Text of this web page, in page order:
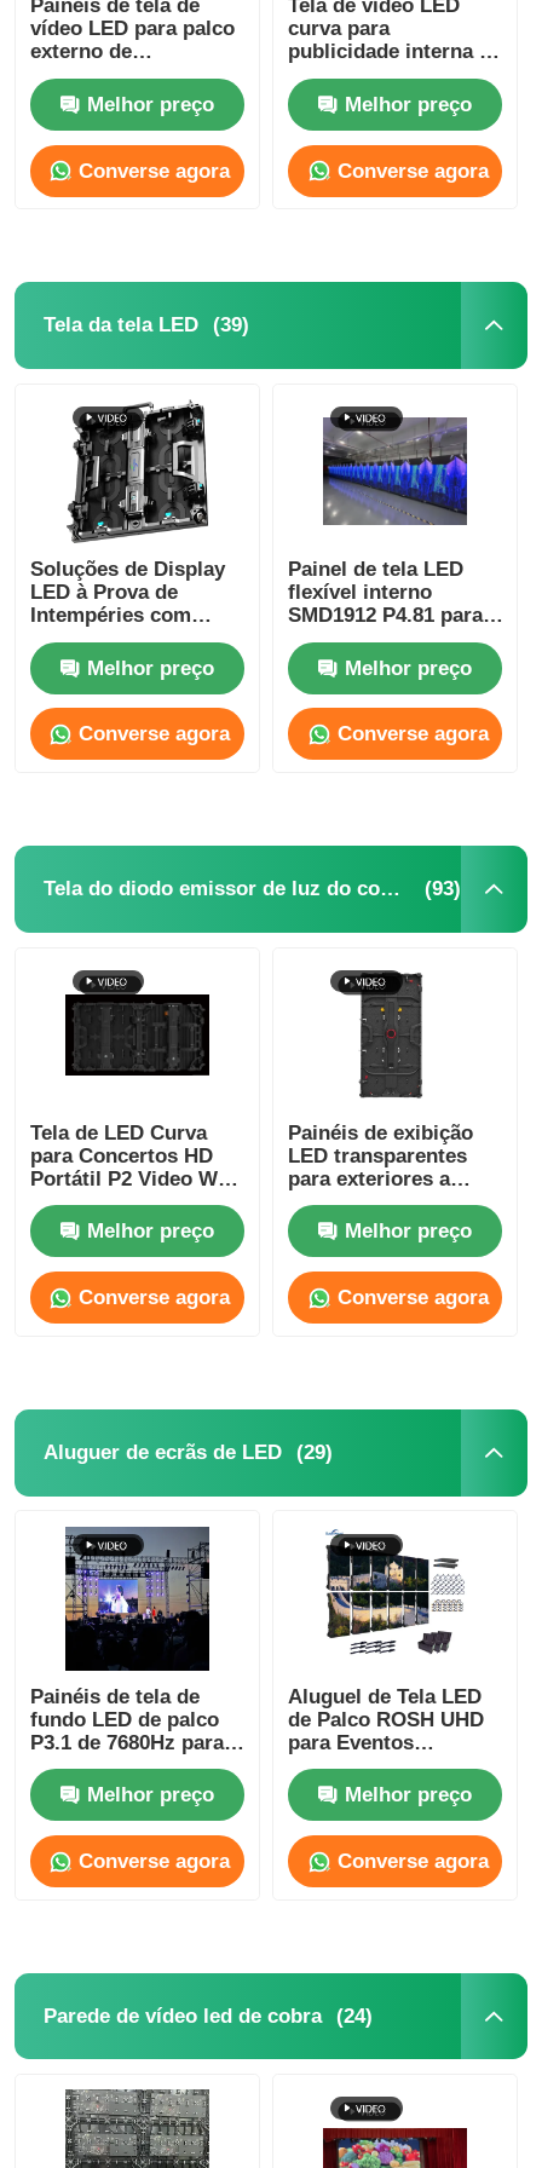
Ecrã LED SMD
Painel de exibição LED exterior
Painéis de tela de
vídeo LED para palco
externo de
500x500mm P3.91
Melhor preço
Converse agora
Tela de vídeo LED
curva para
publicidade interna a
cores, aluguel,
800mcd-1000mcd
Melhor preço
Converse agora
Tela da tela LED (39)
Soluções de Display
LED à Prova de
Intempéries com
Certificação FCC para
Eventos
500mm*1000mm
Melhor preço
Converse agora
Painel de tela LED
flexível interno
SMD1912 P4.81 para
aluguel de eventos
publicitários
Melhor preço
Converse agora
Tela do diodo emissor de luz do concerto (93)
Tela de LED Curva
para Concertos HD
Portátil P2 Video Wall
4500cd-5000cd
Melhor preço
Converse agora
Painéis de exibição
LED transparentes
para exteriores a
cores leves P2.6 P2.9
à prova d'água
personalizados
Melhor preço
Converse agora
Aluguer de ecrãs de LED (29)
Painéis de tela de
fundo LED de palco
P3.1 de 7680Hz para
estádio de futebol de
alta resolução
Melhor preço
Converse agora
Aluguel de Tela LED
de Palco ROSH UHD
para Eventos
Corporativos
Melhor preço
Converse agora
Parede de vídeo led de cobra (24)